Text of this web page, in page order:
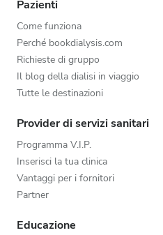
Pazienti
Come funziona
Perché bookdialysis.com
Richieste di gruppo
Il blog della dialisi in viaggio
Tutte le destinazioni
Provider di servizi sanitari
Programma V.I.P.
Inserisci la tua clinica
Vantaggi per i fornitori
Partner
Educazione